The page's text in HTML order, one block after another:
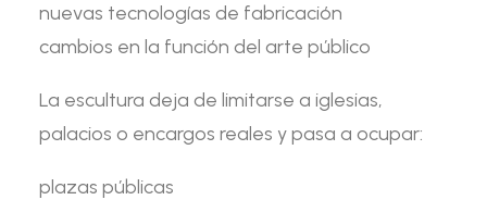
nuevas tecnologías de fabricación
cambios en la función del arte público
La escultura deja de limitarse a iglesias,
palacios o encargos reales y pasa a ocupar:
plazas públicas